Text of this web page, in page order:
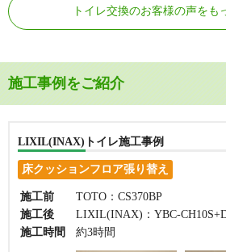
トイレ交換のお客様の声をも
施工事例をご紹介
LIXIL(INAX)トイレ施工事例
床クッションフロア張り替え
施工前
TOTO：CS370BP
施工後
LIXIL(INAX)：YBC-
施工時間
約3時間